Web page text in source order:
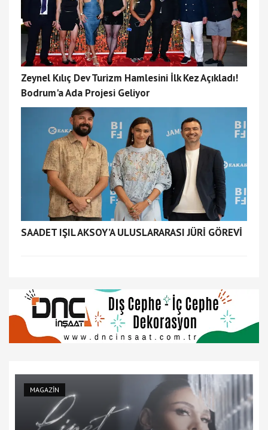
Zeynel Kılıç Dev Turizm Hamlesini İlk Kez Açıkladı!
Bodrum'a Ada Projesi Geliyor
SAADET IŞIL AKSOY’A ULUSLARARASI JÜRİ GÖREVİ
MAGAZİN